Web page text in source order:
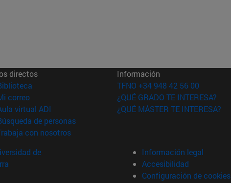
directos
(abre en nueva ventana)
correo(abre en nueva ventana)
virtual ADI (abre en nueva ventana)
de personas(abre en nueva ventana)
con nosotros(abre en nueva ventana)
Información
TFNO +34 948 42 56 00
¿QUÉ GRADO TE INTERESA?
¿QUÉ MÁSTER TE INTERESA?
de
Información legal
Accesibilidad
Configuración de cookies